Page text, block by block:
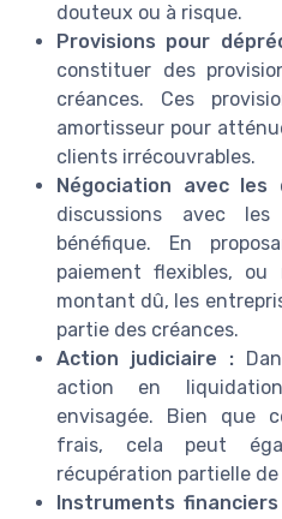
douteux ou à risque.
Provisions pour
constituer des
créances. Ces
amortisseur pour
clients irrécouvrables.
Négociation avec les
discussions avec
bénéfique. En
paiement flexibles,
montant dû, les
partie des créances.
Action judiciaire :
action en
envisagée. Bien que
frais, cela peut
récupération partielle
Instruments